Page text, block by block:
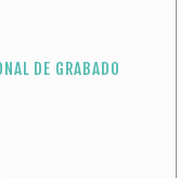
DE GRABADO